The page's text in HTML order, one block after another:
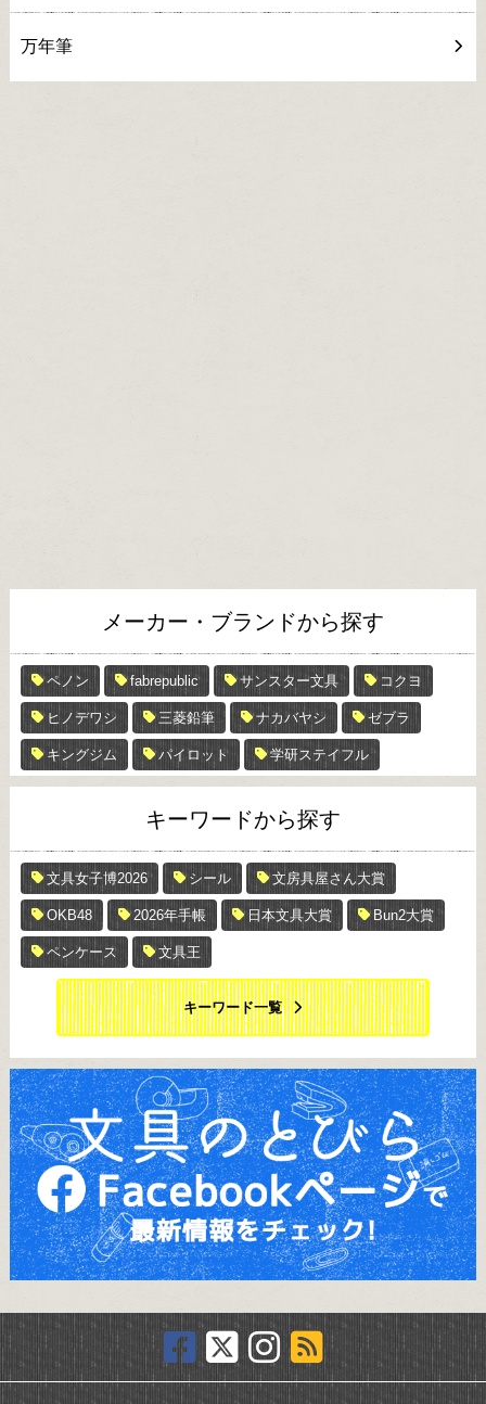
万年筆
メーカー・ブランドから探す
ペノン fabrepublic サンスター文具 コクヨ
ヒノデワシ 三菱鉛筆 ナカバヤシ ゼブラ
キングジム パイロット 学研ステイフル
キーワードから探す
文具女子博2026 シール 文房具屋さん大賞
OKB48 2026年手帳 日本文具大賞 Bun2大賞
ペンケース 文具王
キーワード一覧